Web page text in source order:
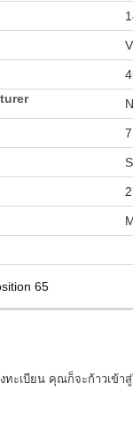
65
งทะเบียน คุณก็จะก้าวเ